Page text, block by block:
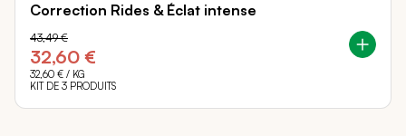
Correction Rides & Éclat intense
32,60 €
43,49 €
32,60 € / KG
KIT DE 3 PRODUITS